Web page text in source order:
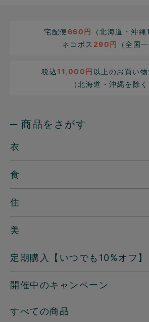
宅配便660円
（北海道・沖
ネコポス 290円 （全国一
税込11,000円 以上のお買い物
（北海道・沖縄を除く
─ 商品をさがす
衣
食
住
美
定期購入【いつでも10%オフ】
開催中のキャンペーン
すべての商品